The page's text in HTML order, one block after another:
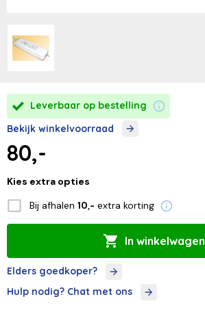
Leverbaar op bestelling
Bekijk winkelvoorraad
80,-
Kies extra opties
Bij afhalen 10,- extra korting
In winkelwagen
Elders goedkoper?
Hulp nodig? Chat met ons